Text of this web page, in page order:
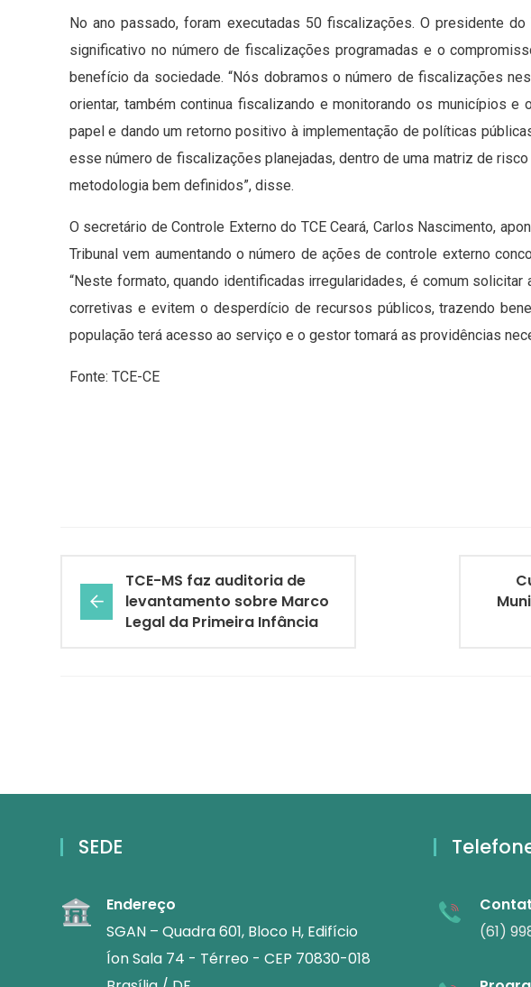
No ano passado, foram executadas 50 fiscalizações. O presidente
significativo no número de fiscalizações programadas e o
benefício da sociedade. “Nós dobramos o número de fiscalizações
orientar, também continua fiscalizando e monitorando os municípios e
papel e dando um retorno positivo à implementação de políticas
esse número de fiscalizações planejadas, dentro de uma matriz de
metodologia bem definidos”, disse.
O secretário de Controle Externo do TCE Ceará, Carlos Nascimento,
Tribunal vem aumentando o número de ações de controle externo
“Neste formato, quando identificadas irregularidades, é comum
corretivas e evitem o desperdício de recursos públicos, trazendo
população terá acesso ao serviço e o gestor tomará as providências
Fonte: TCE-CE
TCE-MS faz auditoria de
levantamento sobre Marco
Legal da Primeira Infância
SEDE
Endereço
SGAN – Quadra 601, Bloco H, Edifício
Íon Sala 74 - Térreo - CEP 70830-018
(61)